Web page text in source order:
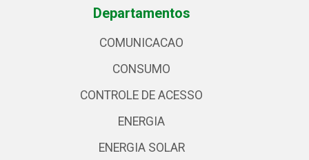
Departamentos
COMUNICACAO
CONSUMO
CONTROLE DE ACESSO
ENERGIA
ENERGIA SOLAR